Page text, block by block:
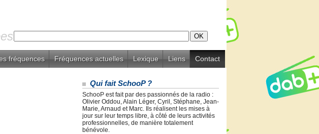
fréquences Fréquences actuelles Lexique Liens Contact
Qui fait SchooP ?
SchooP est fait par des passionnés de la radio :
Olivier Oddou, Alain Léger, Cyril, Stéphane, Jean-
Marie, Arnaud et Marc. Ils réalisent les mises à
jour sur leur temps libre, à côté de leurs activités
professionnelles, de manière totalement
bénévole.